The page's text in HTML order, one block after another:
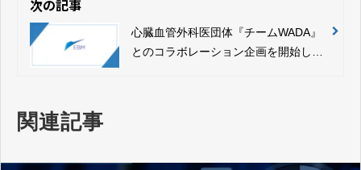
次の記事
心臓血管外科医団体『チームWADA』
とのコラボレーション企画を開始しま
関連記事